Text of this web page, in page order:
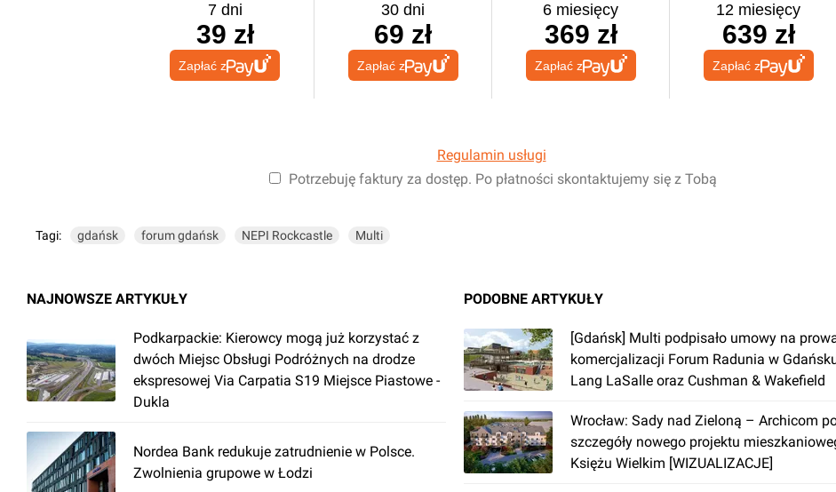
7 dni
39 zł
Zapłać z
30 dni
69 zł
Zapłać z
6 miesięcy
369 zł
Zapłać z
12 miesięcy
639 zł
Zapłać z
Regulamin usługi
Potrzebuję faktury za dostęp. Po płatności skontaktujemy się z Tobą
Tagi: gdańsk forum gdańsk NEPI Rockcastle Multi
NAJNOWSZE ARTYKUŁY
Podkarpackie: Kierowcy mogą już korzystać z
dwóch Miejsc Obsługi Podróżnych na drodze
ekspresowej Via Carpatia S19 Miejsce Piastowe -
Dukla
Nordea Bank redukuje zatrudnienie w Polsce.
Zwolnienia grupowe w Łodzi
PODOBNE ARTYKUŁY
[Gdańsk] Multi podpisało umowy na
komercjalizacji Forum Radunia w
Lang LaSalle oraz Cushman & Wakefield
Wrocław: Sady nad Zieloną – Archicom
szczegóły nowego projektu
Księżu Wielkim [WIZUALIZACJE]